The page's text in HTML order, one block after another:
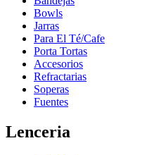
Bowls
Jarras
Para El Té/Cafe
Porta Tortas
Accesorios
Refractarias
Soperas
Fuentes
Lenceria